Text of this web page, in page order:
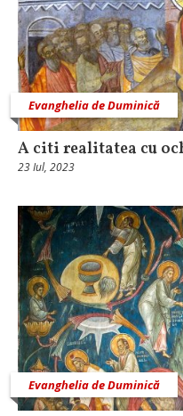
Evanghelia de Duminică
A citi realitatea cu
23 Iul, 2023
Evanghelia de Duminică